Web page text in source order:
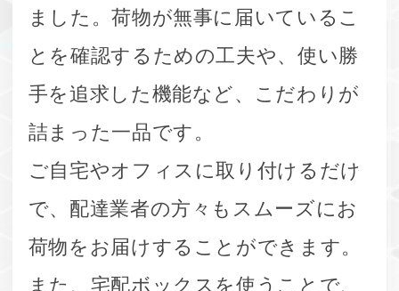
ました。荷物が無事に届いているこ
とを確認するための工夫や、使い勝
手を追求した機能など、こだわりが
詰まった一品です。
ご自宅やオフィスに取り付けるだけ
で、配達業者の方々もスムーズにお
荷物をお届けすることができます。
また、宅配ボックスを使うことで、